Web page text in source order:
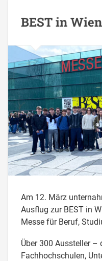
BEST in Wien
Am 12. März
Ausflug zur BEST in
Messe für Beruf,
Über 300 Aussteller –
Fachhochschulen,